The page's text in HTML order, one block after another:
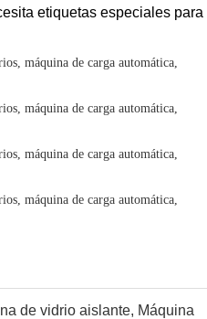
etiquetas especiales para
de vidrio aislante, Máquina